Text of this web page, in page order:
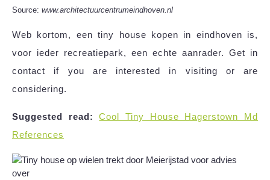
Source: www.architectuurcentrumeindhoven.nl
Web kortom, een tiny house kopen in eindhoven is,
voor ieder recreatiepark, een echte aanrader. Get in
contact if you are interested in visiting or are
considering.
Suggested read:
Cool Tiny House Hagerstown Md
References